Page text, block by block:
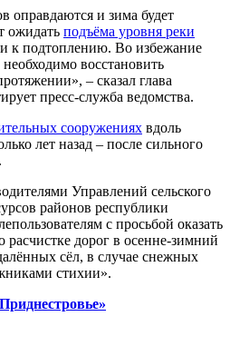
оправдаются и зима будет
ожидать подъёма уровня реки
к подтоплению. Во избежание
восстановить
– сказал глава
пресс-служба ведомства.
сооружениях вдоль
лет назад – после сильного
Управлений сельского
районов республики
с просьбой оказать
дорог в осенне-зимний
сёл, в случае снежных
стихии».